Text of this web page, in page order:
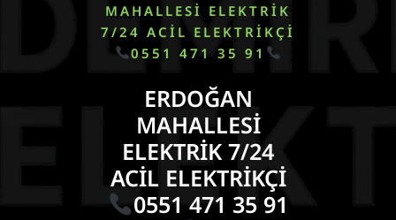
MAHALLESI ELEKTRIK
7/24 ACIL ELEKTRIKÇI
0551 471 35 91
ERDOĞAN
MAHALLESI
ELEKTRIK 7/24
ACIL ELEKTRIKÇI
0551 471 35 91